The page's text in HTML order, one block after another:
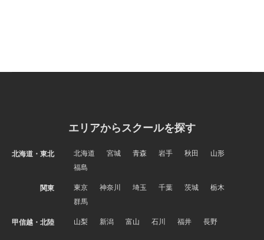
エリアからスクールを探す
北海道・東北 北海道 宮城 青森 岩手 秋田
山形
福島
関東 東京 神奈川 埼玉 千葉 茨城
栃木
群馬
甲信越・北陸 山梨 新潟 富山 石川 福井 長野